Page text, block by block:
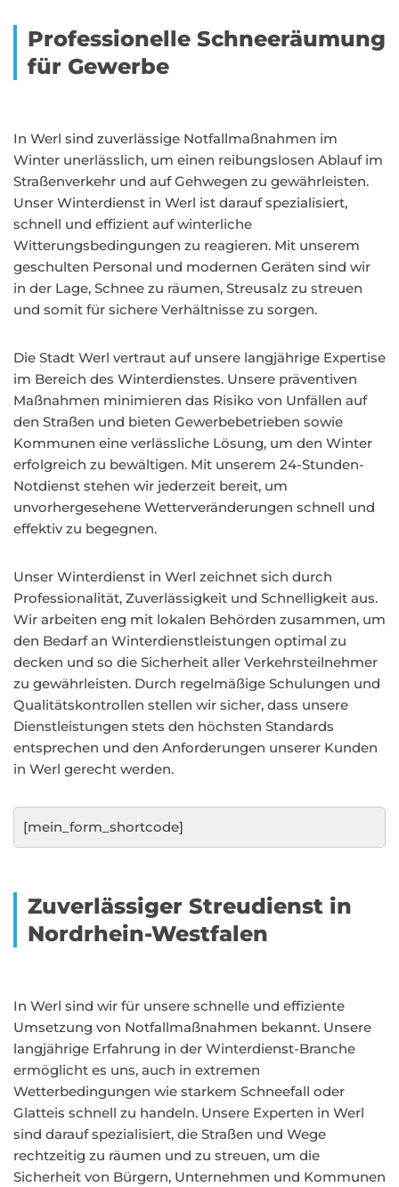
Professionelle Schneeräumung
für Gewerbe
In Werl sind zuverlässige Notfallmaßnahmen im
Winter unerlässlich, um einen reibungslosen Ablauf im
Straßenverkehr und auf Gehwegen zu gewährleisten.
Unser Winterdienst in Werl ist darauf spezialisiert,
schnell und effizient auf winterliche
Witterungsbedingungen zu reagieren. Mit unserem
geschulten Personal und modernen Geräten sind wir
in der Lage, Schnee zu räumen, Streusalz zu streuen
und somit für sichere Verhältnisse zu sorgen.
Die Stadt Werl vertraut auf unsere langjährige Expertise
im Bereich des Winterdienstes. Unsere präventiven
Maßnahmen minimieren das Risiko von Unfällen auf
den Straßen und bieten Gewerbebetrieben sowie
Kommunen eine verlässliche Lösung, um den Winter
erfolgreich zu bewältigen. Mit unserem 24-Stunden-
Notdienst stehen wir jederzeit bereit, um
unvorhergesehene Wetterveränderungen schnell und
effektiv zu begegnen.
Unser Winterdienst in Werl zeichnet sich durch
Professionalität, Zuverlässigkeit und Schnelligkeit aus.
Wir arbeiten eng mit lokalen Behörden zusammen, um
den Bedarf an Winterdienstleistungen optimal zu
decken und so die Sicherheit aller Verkehrsteilnehmer
zu gewährleisten. Durch regelmäßige Schulungen und
Qualitätskontrollen stellen wir sicher, dass unsere
Dienstleistungen stets den höchsten Standards
entsprechen und den Anforderungen unserer Kunden
in Werl gerecht werden.
[mein_form_shortcode]
Zuverlässiger Streudienst in
Nordrhein-Westfalen
In Werl sind wir für unsere schnelle und effiziente
Umsetzung von Notfallmaßnahmen bekannt. Unsere
langjährige Erfahrung in der Winterdienst-Branche
ermöglicht es uns, auch in extremen
Wetterbedingungen wie starkem Schneefall oder
Glatteis schnell zu handeln. Unsere Experten in Werl
sind darauf spezialisiert, die Straßen und Wege
rechtzeitig zu räumen und zu streuen, um die
Sicherheit von Bürgern, Unternehmen und Kommunen